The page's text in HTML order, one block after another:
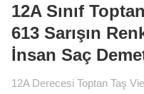
12A Sınıf
613 Sarışın
İnsan Saç
12A Derecesi Toptan Taş